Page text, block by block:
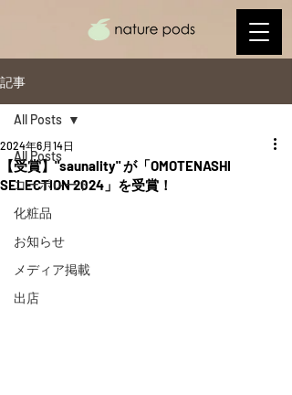
記事
All Posts
コーポレート
化粧品
お知らせ
メディア掲載
出店
All Posts
【受賞】"saunality" が「OMOTENASHI
SELECTION 2024」を受賞！
2024年6月14日